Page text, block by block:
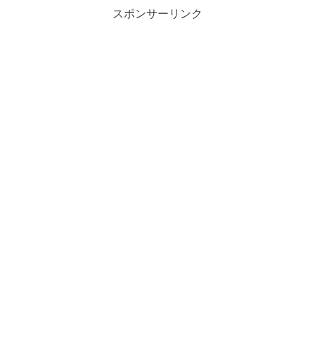
スポンサーリンク